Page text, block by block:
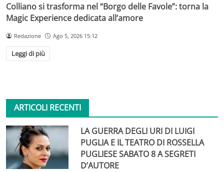
Colliano si trasforma nel “Borgo delle Favole”: torna la
Magic Experience dedicata all’amore
Redazione Ago 5, 2026 15:12
Leggi di più
ARTICOLI RECENTI
LA GUERRA DEGLI URI DI LUIGI
PUGLIA E IL TEATRO DI ROSSELLA
PUGLIESE SABATO 8 A SEGRETI
D’AUTORE